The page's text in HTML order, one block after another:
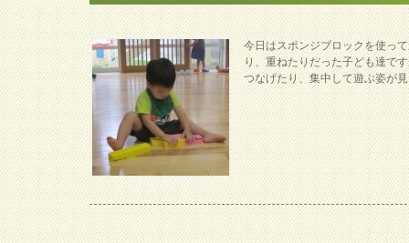
今日はスポンジブロックを使っ
り、重ねたりだった子ども達で
つなげたり、集中して遊ぶ姿が